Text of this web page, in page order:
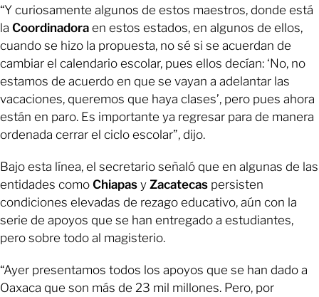
“Y curiosamente algunos de estos maestros, donde está
la Coordinadora en estos estados, en algunos de ellos,
cuando se hizo la propuesta, no sé si se acuerdan de
cambiar el calendario escolar, pues ellos decían: ‘No, no
estamos de acuerdo en que se vayan a adelantar las
vacaciones, queremos que haya clases’, pero pues ahora
están en paro. Es importante ya regresar para de manera
ordenada cerrar el ciclo escolar”, dijo.
Bajo esta línea, el secretario señaló que en algunas de las
entidades como Chiapas y Zacatecas persisten
condiciones elevadas de rezago educativo, aún con la
serie de apoyos que se han entregado a estudiantes,
pero sobre todo al magisterio.
“Ayer presentamos todos los apoyos que se han dado a
Oaxaca que son más de 23 mil millones. Pero, por